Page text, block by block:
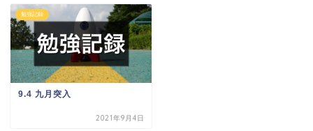
勉強記録
9.4 九月突入
2021年9月4日